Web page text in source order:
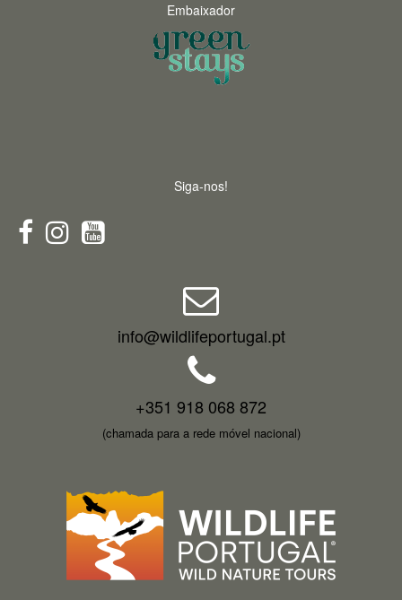
Embaixador
Siga-nos!
info@wildlifeportugal.pt
+351 918 068 872
(chamada para a rede móvel nacional)